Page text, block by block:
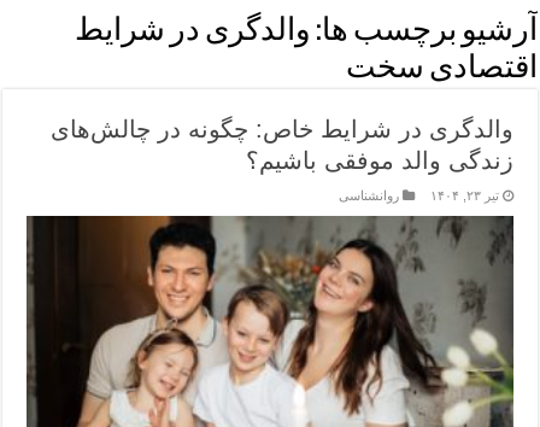
آرشیو برچسب ها: والدگری در شرایط
اقتصادی سخت
والدگری در شرایط خاص: چگونه در چالش‌های
زندگی والد موفقی باشیم؟
تیر ۲۳, ۱۴۰۴ روانشناسی